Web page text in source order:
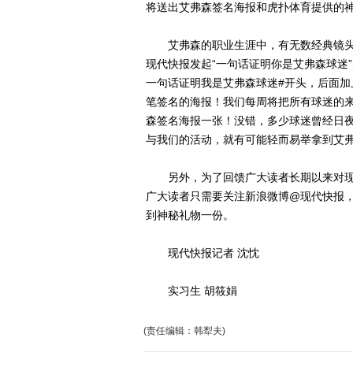
将送出艾弗森签名海报和虎扑体育提供的
艾弗森的职业生涯中，有无数经典镜头
现代快报发起“一句话证明你是艾弗森球
一句话证明我是艾弗森球迷#开头，后面
笔签名的海报！我们每周将把所有球迷的
森签名海报一张！没错，多少球迷曾经日
与我们的活动，就有可能轻而易举拿到艾
另外，为了回馈广大读者长期以来对现
广大读者只需要关注新浪微博@现代快报
到神秘礼物一份。
现代快报记者 沈忱
实习生 胡筱娟
(责任编辑：韩犁夫)